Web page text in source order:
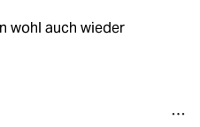
wohl auch wieder